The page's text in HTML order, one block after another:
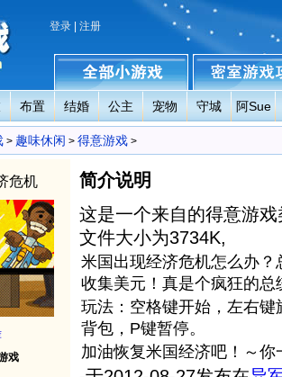
登录 注册
全部小游戏 密室小游戏攻略
布置 结婚 公主 宠物 守城 阿Sue
> 趣味休闲 > 得意游戏 >
危机
戏
简介说明
这是一个来自的得意游
文件大小为3734K,
米国出现经济危机怎么办
收集美元！真是个疯狂的总
玩法：空格键开始，左右
背包，P键暂停。
加油恢复米国经济吧！～你